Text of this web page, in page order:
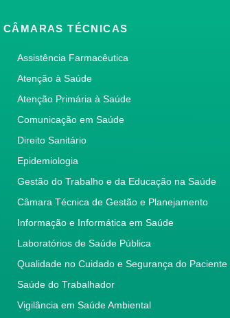
CÂMARAS TÉCNICAS
Assistência Farmacêutica
Atenção à Saúde
Atenção Primária à Saúde
Comunicação em Saúde
Direito Sanitário
Epidemiologia
Gestão do Trabalho e da Educação na Saúde
Câmara Técnica de Gestão e Planejamento
Informação e Informática em Saúde
Laboratórios de Saúde Pública
Qualidade no Cuidado e Segurança do Paciente
Saúde do Trabalhador
Vigilância em Saúde Ambiental